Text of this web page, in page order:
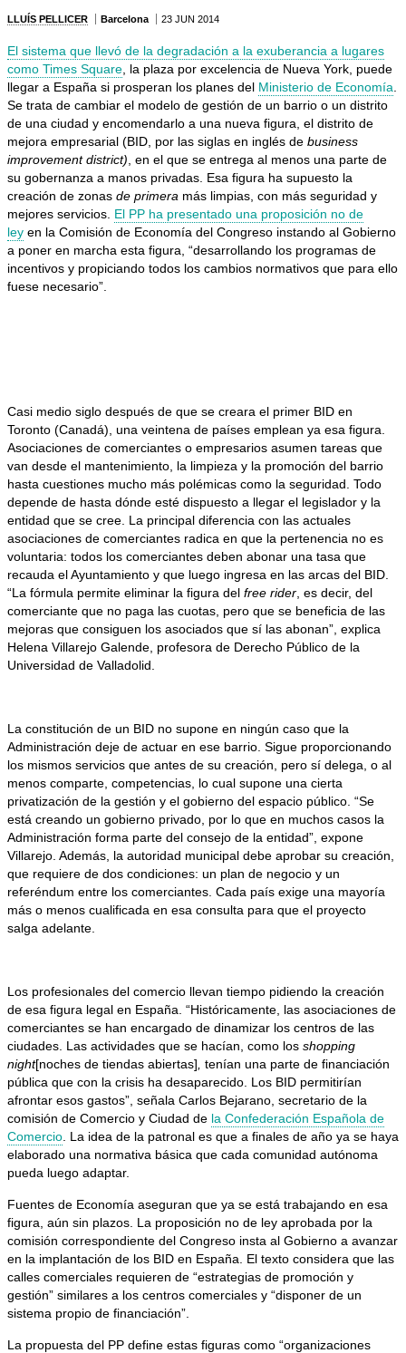
LLUÍS PELLICER Barcelona 23 JUN 2014
El sistema que llevó de la degradación a la exuberancia a lugares
como Times Square, la plaza por excelencia de Nueva York, puede
llegar a España si prosperan los planes del Ministerio de Economía.
Se trata de cambiar el modelo de gestión de un barrio o un distrito
de una ciudad y encomendarlo a una nueva figura, el distrito de
mejora empresarial (BID, por las siglas en inglés de business
improvement district), en el que se entrega al menos una parte de
su gobernanza a manos privadas. Esa figura ha supuesto la
creación de zonas de primera más limpias, con más seguridad y
mejores servicios. El PP ha presentado una proposición no de
ley en la Comisión de Economía del Congreso instando al Gobierno
a poner en marcha esta figura, “desarrollando los programas de
incentivos y propiciando todos los cambios normativos que para ello
fuese necesario”.
Casi medio siglo después de que se creara el primer BID en
Toronto (Canadá), una veintena de países emplean ya esa figura.
Asociaciones de comerciantes o empresarios asumen tareas que
van desde el mantenimiento, la limpieza y la promoción del barrio
hasta cuestiones mucho más polémicas como la seguridad. Todo
depende de hasta dónde esté dispuesto a llegar el legislador y la
entidad que se cree. La principal diferencia con las actuales
asociaciones de comerciantes radica en que la pertenencia no es
voluntaria: todos los comerciantes deben abonar una tasa que
recauda el Ayuntamiento y que luego ingresa en las arcas del BID.
“La fórmula permite eliminar la figura del free rider, es decir, del
comerciante que no paga las cuotas, pero que se beneficia de las
mejoras que consiguen los asociados que sí las abonan”, explica
Helena Villarejo Galende, profesora de Derecho Público de la
Universidad de Valladolid.
La constitución de un BID no supone en ningún caso que la
Administración deje de actuar en ese barrio. Sigue proporcionando
los mismos servicios que antes de su creación, pero sí delega, o al
menos comparte, competencias, lo cual supone una cierta
privatización de la gestión y el gobierno del espacio público. “Se
está creando un gobierno privado, por lo que en muchos casos la
Administración forma parte del consejo de la entidad”, expone
Villarejo. Además, la autoridad municipal debe aprobar su creación,
que requiere de dos condiciones: un plan de negocio y un
referéndum entre los comerciantes. Cada país exige una mayoría
más o menos cualificada en esa consulta para que el proyecto
salga adelante.
Los profesionales del comercio llevan tiempo pidiendo la creación
de esa figura legal en España. “Históricamente, las asociaciones de
comerciantes se han encargado de dinamizar los centros de las
ciudades. Las actividades que se hacían, como los shopping
night[noches de tiendas abiertas], tenían una parte de financiación
pública que con la crisis ha desaparecido. Los BID permitirían
afrontar esos gastos”, señala Carlos Bejarano, secretario de la
comisión de Comercio y Ciudad de la Confederación Española de
Comercio. La idea de la patronal es que a finales de año ya se haya
elaborado una normativa básica que cada comunidad autónoma
pueda luego adaptar.
Fuentes de Economía aseguran que ya se está trabajando en esa
figura, aún sin plazos. La proposición no de ley aprobada por la
comisión correspondiente del Congreso insta al Gobierno a avanzar
en la implantación de los BID en España. El texto considera que las
calles comerciales requieren de “estrategias de promoción y
gestión” similares a los centros comerciales y “disponer de un
sistema propio de financiación”.
La propuesta del PP define estas figuras como “organizaciones